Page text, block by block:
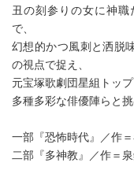
丑の刻参りの女に神
で、
幻想的かつ風刺と洒脱
の視点で捉え、
元宝塚歌劇団星組トッ
多種多彩な俳優陣らと挑
一部『恐怖時代』／作
二部『多神教』／作＝